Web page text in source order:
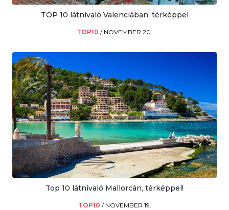
TOP 10 látnivaló Valenciában, térképpel
TOP10 / NOVEMBER 20.
Top 10 látnivaló Mallorcán, térképpel!
TOP10 / NOVEMBER 19.